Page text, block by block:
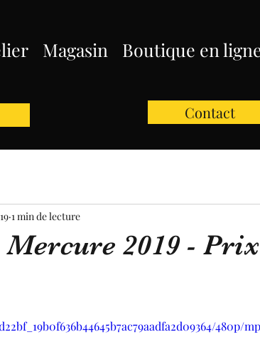
Magasin Boutique en
Contact
2019 -
1 min de lecture
480p/